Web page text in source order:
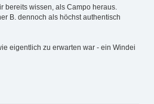
bereits wissen, als Campo heraus.
B. dennoch als höchst authentisch
eigentlich zu erwarten war - ein Windei